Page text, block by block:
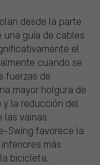
desde la parte
una guía de cables
el
cuando se
fuerzas de
mayor holgura de
la reducción del
las vainas
Swing favorece la
más
bicicleta.